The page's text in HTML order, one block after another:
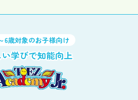
6歳対象のお子様向け
学びで知能向上